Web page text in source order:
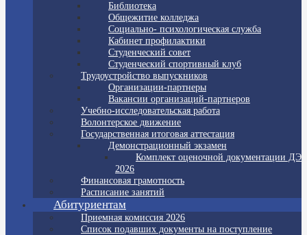
Библиотека
Общежитие колледжа
Социально- психологическая служба
Кабинет профилактики
Студенческий совет
Студенческий спортивный клуб
Трудоустройство выпускников
Организации-партнеры
Вакансии организаций-партнеров
Учебно-исследовательская работа
Волонтерское движение
Государственная итоговая аттестация
Демонстрационный экзамен
Комплект оценочной документации ДЭ
2026
Финансовая грамотность
Расписание занятий
Абитуриентам
Приемная комиссия 2026
Список подавших документы на поступление